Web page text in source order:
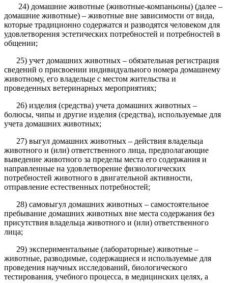
24) домашние животные (животные-компаньоны) (далее –
домашние животные) – животные вне зависимости от вида,
которые традиционно содержатся и разводятся человеком для
удовлетворения эстетических потребностей и потребностей в
общении;
25) учет домашних животных – обязательная регистрация
сведений о присвоении индивидуального номера домашнему
животному, его владельце с местом жительства и
проведенных ветеринарных мероприятиях;
26) изделия (средства) учета домашних животных –
болюсы, чипы и другие изделия (средства), используемые для
учета домашних животных;
27) выгул домашних животных – действия владельца
животного и (или) ответственного лица, предполагающие
выведение животного за пределы места его содержания и
направленные на удовлетворение физиологических
потребностей животного в двигательной активности,
отправление естественных потребностей;
28) самовыгул домашних животных – самостоятельное
пребывание домашних животных вне места содержания без
присутствия владельца животного и (или) ответственного
лица;
29) экспериментальные (лабораторные) животные –
животные, разводимые, содержащиеся и используемые для
проведения научных исследований, биологического
тестирования, учебного процесса, в медицинских целях, а